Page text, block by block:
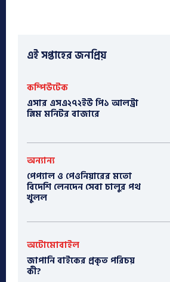
এই সপ্তাহের জনপ্রিয়
কম্পিউটেক
এসার এসএ২৭২ইউ পি১ আলট্রা
স্লিম মনিটর বাজারে
অন্যান্য
পেপ্যাল ও পেওনিয়ারের মতো
বিদেশি লেনদেন সেবা চালুর পথ
খুলল
অটোমোবাইল
​জাপানি বাইকের প্রকৃত পরিচয়
কী?